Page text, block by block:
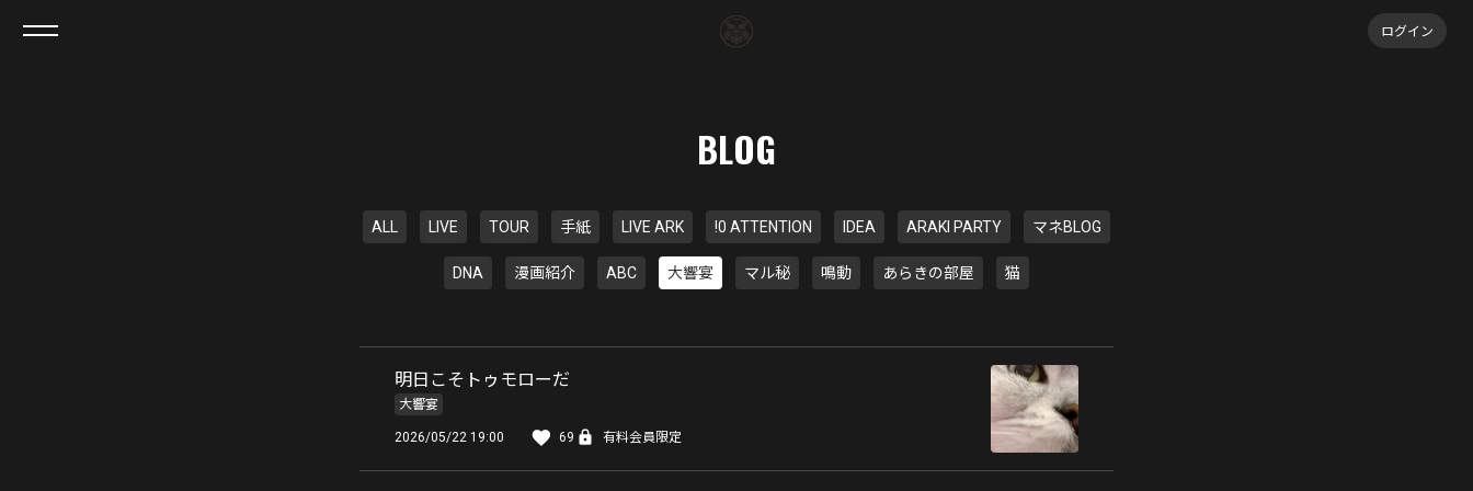
ログイン
BLOG
ALL LIVE TOUR 手紙 LIVE ARK !0 ATTENTION IDEA ARAKI PARTY マネBLOG
DNA 漫画紹介 ABC 大響宴 マル秘 鳴動 あらきの部屋 猫
明日こそトゥモローだ
大響宴
2026/05/22 19:00 69 有料会員限定